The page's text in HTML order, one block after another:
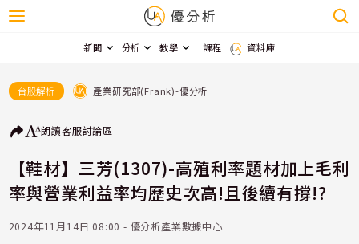
新聞 分析 教學 課程 資料庫
台股解析 產業研究部(Frank)-優分析
朗讀客服討論區
【鞋材】三芳(1307)-高殖利率題材加上毛利
率與營業利益率均歷史次高!且後續有撐!?
2024年11月14日 08:00 - 優分析產業數據中心